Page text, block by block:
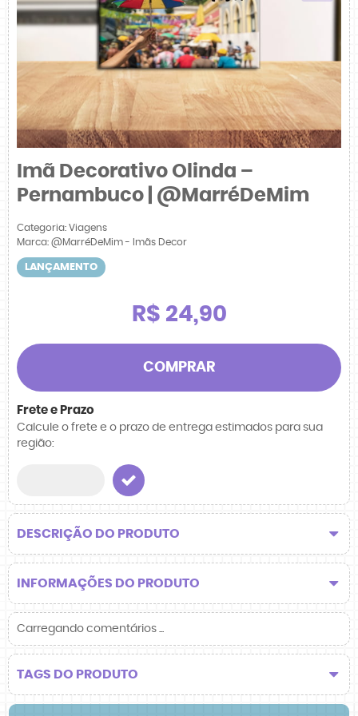
Imã Decorativo Olinda –
Pernambuco | @MarréDeMim
Categoria: Viagens
Marca: @MarréDeMim - Imãs Decor
LANÇAMENTO
R$ 24,90
COMPRAR
Frete e Prazo
Calcule o frete e o prazo de entrega estimados para sua
região:
DESCRIÇÃO DO PRODUTO
INFORMAÇÕES DO PRODUTO
Carregando comentários ...
TAGS DO PRODUTO